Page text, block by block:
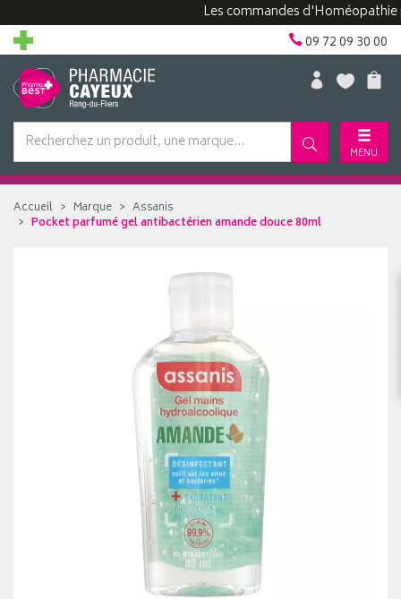
Les commandes d'Homéopathie
09 72 09 30 00
MENU
Accueil Marque
Assanis
Pocket parfumé gel antibactérien amande douce 80ml